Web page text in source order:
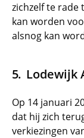
zichzelf te rade
kan worden
alsnog kan
Lodewijk
Op 14 januari
dat hij zich
verkiezingen